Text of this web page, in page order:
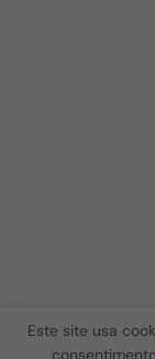
Este site usa